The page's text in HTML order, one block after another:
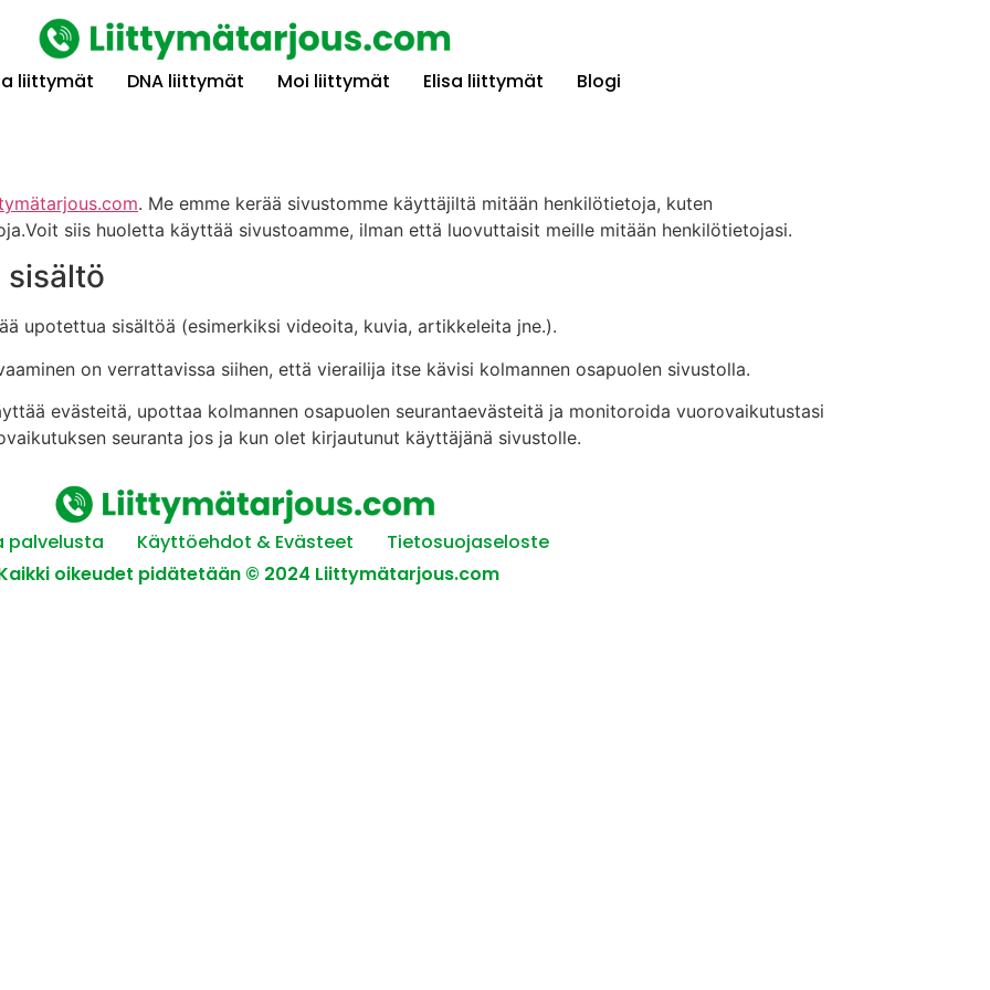
liittymät DNA liittymät Moi liittymät Elisa liittymät Blogi
. Me emme kerää sivustomme käyttäjiltä mitään henkilötietoja, kuten
siis huoletta käyttää sivustoamme, ilman että luovuttaisit meille mitään henkilötietojasi.
upotettua sisältöä (esimerkiksi videoita, kuvia, artikkeleita jne.).
on verrattavissa siihen, että vierailija itse kävisi kolmannen osapuolen sivustolla.
evästeitä, upottaa kolmannen osapuolen seurantaevästeitä ja monitoroida vuorovaikutustasi
seuranta jos ja kun olet kirjautunut käyttäjänä sivustolle.
palvelusta Käyttöehdot & Evästeet
Tietosuojaseloste
oikeudet pidätetään © 2024 Liittymätarjous.com